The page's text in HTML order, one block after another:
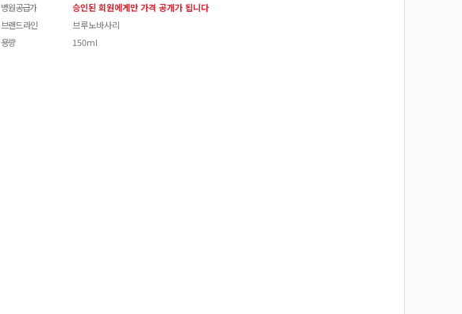
병원공급가
승인된 회원에게만 가격 공개가 됩니다
브랜드 라인
브루노바사리
용량
150ml